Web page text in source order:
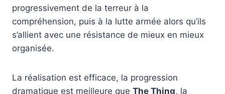
progressivement de la terreur à la
compréhension, puis à la lutte armée alors qu’ils
s’allient avec une résistance de mieux en mieux
organisée.
La réalisation est efficace, la progression
dramatique est meilleure que The Thing, la